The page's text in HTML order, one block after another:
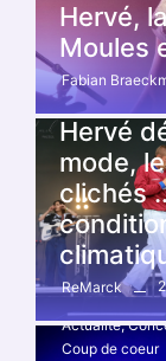
Hervé,
Moules
Fabian
cabaret vert
Hervé
mode,
clichés
ReMarck
Actualité,
Coup de coeur